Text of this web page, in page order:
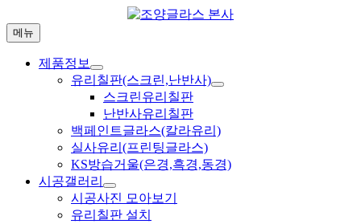
to
content
메뉴
제품정보
유리칠판(스크린,난반사)
스크린유리칠판
난반사유리칠판
백페인트글라스(칼라유리)
실사유리(프린팅글라스)
KS방습거울(은경,흑경,동경)
시공갤러리
시공사진 모아보기
유리칠판 설치